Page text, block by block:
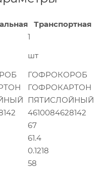
Транспортная
1
шт
ГОФРОКОРОБ
ГОФРОКАРТОН
ПЯТИСЛОЙНЫЙ
4610084628142
67
61.4
0.1218
58